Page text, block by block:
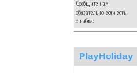
Сообщите нам
обязательно, если есть
ошибка:
PlayHoliday